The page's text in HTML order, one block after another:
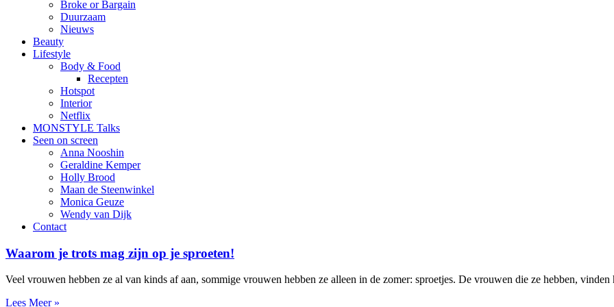
Broke or Bargain
Duurzaam
Nieuws
Beauty
Lifestyle
Body & Food
Recepten
Hotspot
Interior
Netflix
MONSTYLE Talks
Seen on screen
Anna Nooshin
Geraldine Kemper
Holly Brood
Maan de Steenwinkel
Monica Geuze
Wendy van Dijk
Contact
Waarom je trots mag zijn op je sproeten!
Veel vrouwen hebben ze al van kinds af aan, sommige vrouwen hebben ze alleen in de zomer: sproetjes. De vrouwen die ze hebben, vinden
Lees Meer »